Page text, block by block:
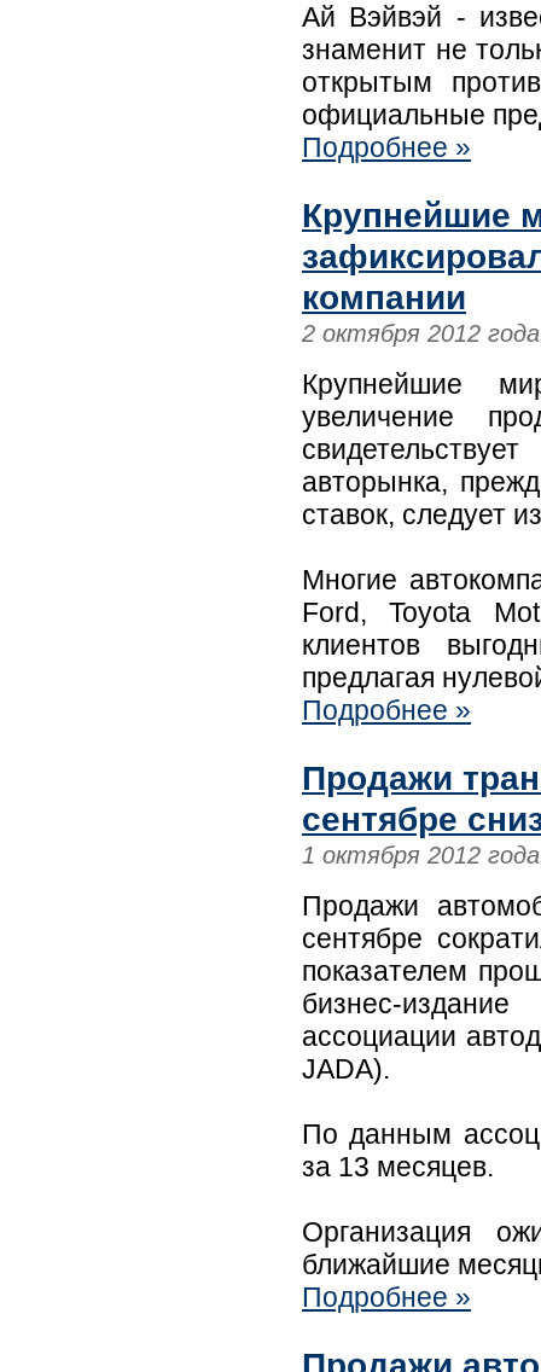
Ай Вэйвэй -
знаменит не
открытым
официальные
Подробнее »
Крупнейшие
компании
2 октября 2012 года
Крупнейшие
увеличение
авторынка,
ставок, следует
Многие
Ford, Toyota
клиентов
предлагая
Подробнее »
Продажи
сентябре
1 октября 2012 года
Продажи
сентябре
показателем
бизнес-
ассоциации
JADA).
По данным
за 13 месяцев.
Организация
ближайшие
Подробнее »